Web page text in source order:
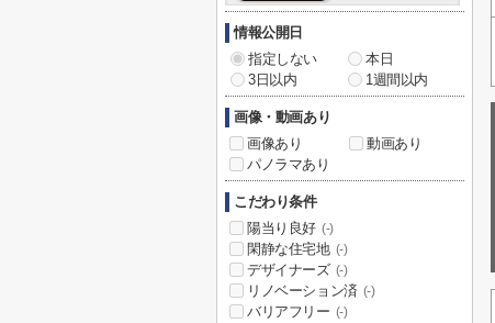
情報公開日
指定しない
本日
3日以内
1週間以内
画像・動画あり
画像あり
動画あり
パノラマあり
こだわり条件
陽当り良好 (-)
閑静な住宅地 (-)
デザイナーズ (-)
リノベーション済 (-)
バリアフリー (-)